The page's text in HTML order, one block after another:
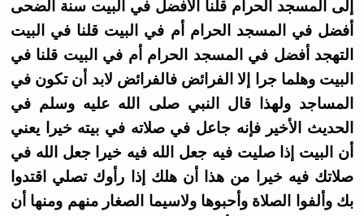
إلى المسجد الحرام قلنا الأفضل في البيت سنة الضحى
أفضل في المسجد الحرام أم في البيت قلنا في البيت
التهجد أفضل في المسجد الحرام أم في البيت قلنا في
البيت وهلما جرا إلا الفرائض فالفرائض لابد أن تكون في
المساجد ولهذا قال النبي صلى الله عليه وسلم في
الحديث الأخير فإنه جاعل في صلاته في بيته خيرا يعني
أن البيت إذا صليت فيه جعل الله فيه خيرا جعل الله في
صلاتك فيه خيرا من هذا أن هلك إذا رأوك تصلي اقتدوا
بك وألفوا الصلاة وأحبوها ولاسيما الصغار منهم ومنها أن